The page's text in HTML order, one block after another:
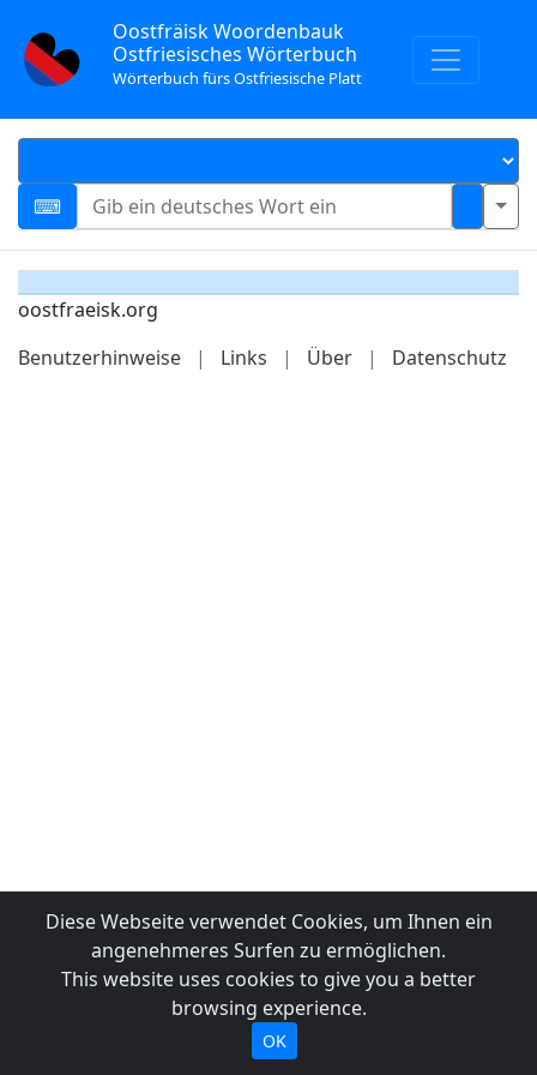
Oostfräisk Woordenbauk
Ostfriesisches Wörterbuch
Wörterbuch fürs Ostfriesische Platt
oostfraeisk.org
Benutzerhinweise
| Links | Über | Datenschutz
Diese Webseite verwendet Cookies, um Ihnen ein
angenehmeres Surfen zu ermöglichen.
This website uses cookies to give you a better
browsing experience.
OK